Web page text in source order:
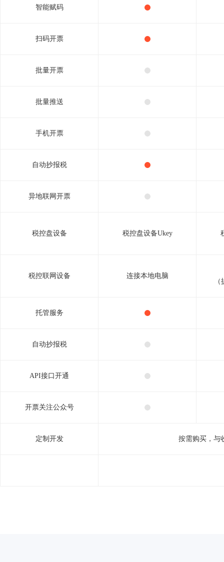
智能赋码
扫码开票
批量开票
批量推送
手机开票
自动抄报税
异地联网开票
税控盘设备 税控盘设备Ukey
税控联网设备 连接本地电脑
托管服务
自动抄报税
API接口开通
开票关注公众号
定制开发 按需购买，与